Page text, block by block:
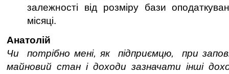
залежності від розміру бази
місяці.
Анатолій
Чи потрібно мені, як підприємцю, при
майновий стан і доходи зазначати інші